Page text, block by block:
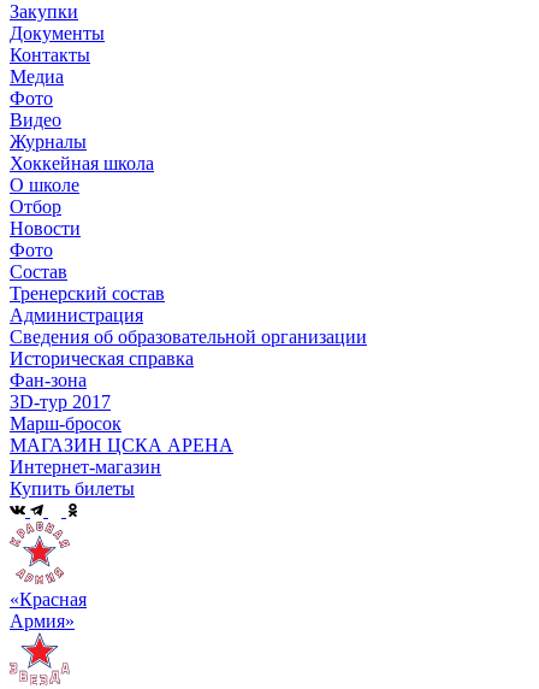
Закупки
Документы
Контакты
Медиа
Фото
Видео
Журналы
Хоккейная школа
О школе
Отбор
Новости
Фото
Состав
Тренерский состав
Администрация
Сведения об образовательной организации
Историческая справка
Фан-зона
3D-тур 2017
Марш-бросок
МАГАЗИН ЦСКА АРЕНА
Интернет-магазин
Купить билеты
«Красная
Армия»